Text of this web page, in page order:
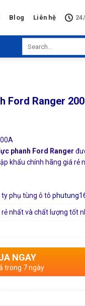
Blog Liên hệ
Ford Ranger
phanh Ford Ranger
khẩu chính hãng giá rẻ
phụ tùng ô tô
nhất và chất lượng tốt
NGAY
trong 7 ngày